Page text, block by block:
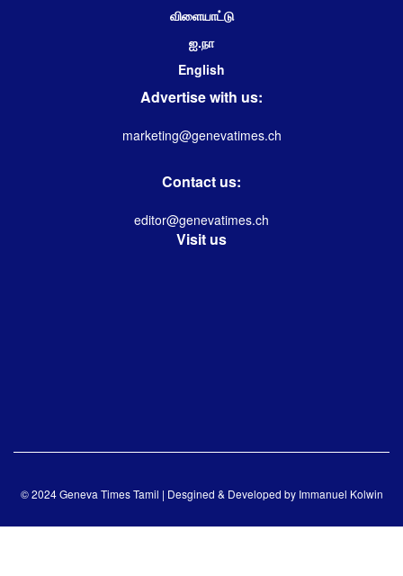
விளையாட்டு
ஐ.நா
English
Advertise with us:
marketing@genevatimes.ch
Contact us:
editor@genevatimes.ch
Visit us
© 2024 Geneva Times Tamil | Desgined & Developed by Immanuel Kolwin